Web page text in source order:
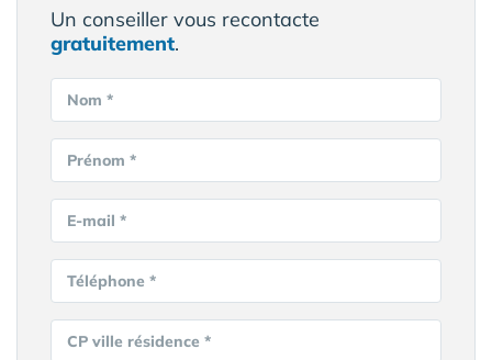
Un conseiller vous recontacte
gratuitement.
Nom *
Prénom *
E-mail *
Téléphone *
CP ville résidence *